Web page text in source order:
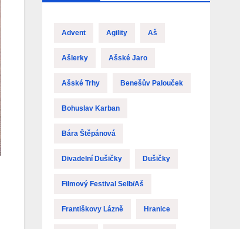
Advent Agility Aš
Ašlerky Ašské Jaro
Ašské Trhy Benešův Palouček
Bohuslav Karban
Bára Štěpánová
Divadelní Dušičky Dušičky
Filmový Festival Selb/Aš
Františkovy Lázně Hranice